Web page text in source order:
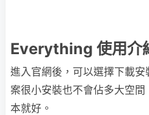
Everything 使用介
進入官網後，可以選擇下載
案很小安裝也不會佔多大空
本就好。